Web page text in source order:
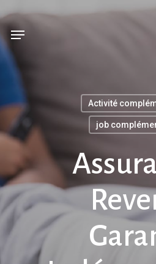
Skip
to
main
content
Menu
Activité
job